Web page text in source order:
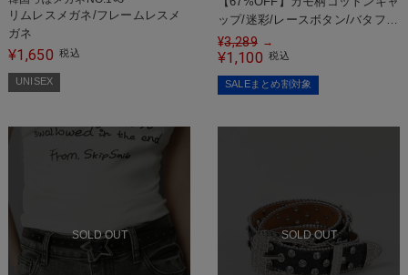
リムレスメガネ/フレームレスメ
ガネ
¥1,650 税込
UNISEX
ップ/迷彩/レースボタン/バタフラ
イ
¥3,289 →
¥1,100 税込
SALEまとめ割対象
SOLD OUT SOLD OUT